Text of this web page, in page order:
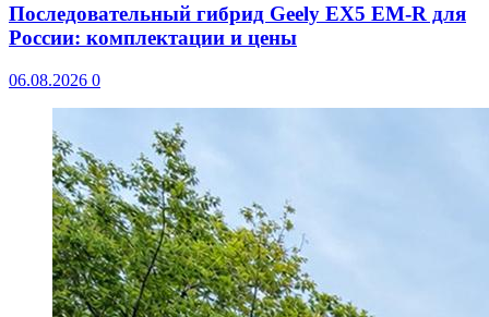
Последовательный гибрид Geely EX5 EM-R для
России: комплектации и цены
06.08.2026 0